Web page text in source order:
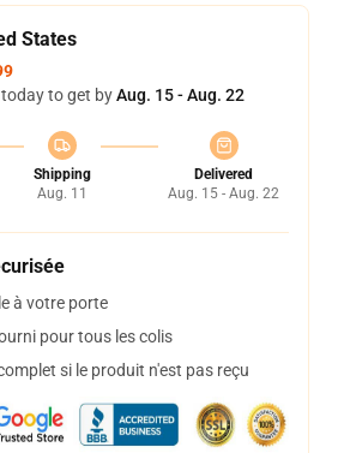
States
to get byAug. 15 - Aug. 22
Shipping
Aug. 11
Delivered
Aug. 15 - Aug. 22
à votre porte
pour tous les colis
si le produit n'est pas reçu